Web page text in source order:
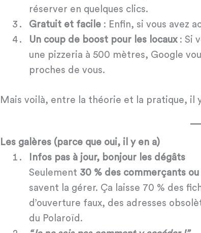
réserver en quelques clics.
Gratuit et facile : Enfin, si vous avez
Un coup de boost pour les locaux: Si
une pizzeria à 500 mètres, Google
proches de vous.
Mais voilà, entre la théorie et la pratique, il
Les galères (parce que oui, il y en a)
Infos pas à jour, bonjour les dégâts
Seulement 30 % des commerçants
savent la gérer. Ça laisse 70 % des
d’ouverture faux, des adresses
du Polaroïd.